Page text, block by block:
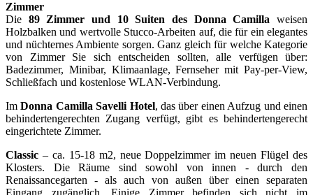
Zimmer
Die 89 Zimmer und 10 Suiten des Donna Camilla weisen
Holzbalken und wertvolle Stucco-Arbeiten auf, die für ein elegantes
und nüchternes Ambiente sorgen. Ganz gleich für welche Kategorie
von Zimmer Sie sich entscheiden sollten, alle verfügen über:
Badezimmer, Minibar, Klimaanlage, Fernseher mit Pay-per-View,
Schließfach und kostenlose WLAN-Verbindung.
ImDonna Camilla Savelli Hotel, das über einen Aufzug und einen
behindertengerechten Zugang verfügt, gibt es behindertengerecht
eingerichtete Zimmer.
Classic – ca. 15-18 m2, neue Doppelzimmer im neuen Flügel des
Klosters. Die Räume sind sowohl von innen - durch den
Renaissancegarten - als auch von außen über einen separaten